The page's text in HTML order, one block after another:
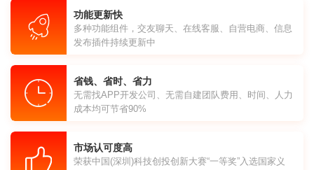
功能更新快
多种功能组件，交友聊天、在线客服、自营电商、信息
发布插件持续更新中
省钱、省时、省力
无需找APP开发公司、无需自建团队费用、时间、人力
成本均可节省90%
市场认可度高
荣获中国(深圳)科技创投创新大赛“一等奖”入选国家义